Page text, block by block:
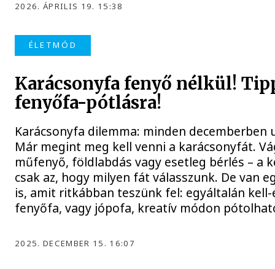
2026. ÁPRILIS 19. 15:38
ÉLETMÓD
Karácsonyfa fenyő nélkül!
fenyőfa-pótlásra!
Karácsonyfa dilemma: minden decemberben
Már megint meg kell venni a karácsonyfát.
műfenyő, földlabdás vagy esetleg bérlés – a
csak az, hogy milyen fát válasszunk. De van
is, amit ritkábban teszünk fel: egyáltalán
fenyőfa, vagy jópofa, kreatív módon
2025. DECEMBER 15. 16:07